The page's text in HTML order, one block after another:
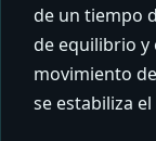
de un tiempo
de equilibrio y
movimiento
se estabiliza